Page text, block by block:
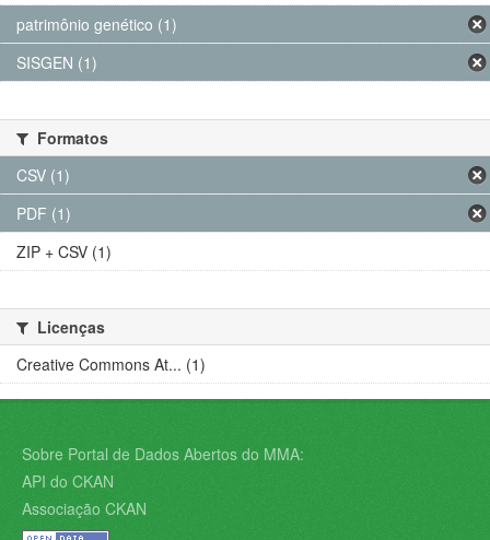
patrimônio genético (1)
SISGEN (1)
Formatos
CSV (1)
PDF (1)
ZIP + CSV (1)
Licenças
Creative Commons At... (1)
Sobre Portal de Dados Abertos do MMA:
API do CKAN
Associação CKAN